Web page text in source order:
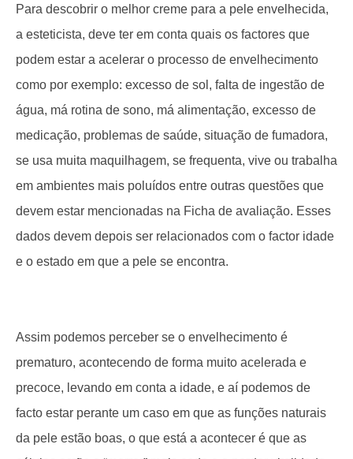
Para descobrir o melhor creme para a pele envelhecida,
a esteticista, deve ter em conta quais os factores que
podem estar a acelerar o processo de envelhecimento
como por exemplo: excesso de sol, falta de ingestão de
água, má rotina de sono, má alimentação, excesso de
medicação, problemas de saúde, situação de fumadora,
se usa muita maquilhagem, se frequenta, vive ou trabalha
em ambientes mais poluídos entre outras questões que
devem estar mencionadas na Ficha de avaliação. Esses
dados devem depois ser relacionados com o factor idade
e o estado em que a pele se encontra.
Assim podemos perceber se o envelhecimento é
prematuro, acontecendo de forma muito acelerada e
precoce, levando em conta a idade, e aí podemos de
facto estar perante um caso em que as funções naturais
da pele estão boas, o que está a acontecer é que as